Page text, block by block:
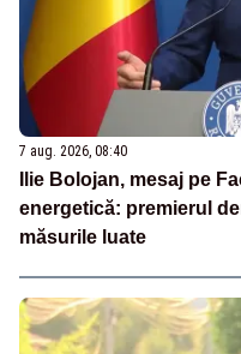
7 aug. 2026, 08:40
Ilie Bolojan, mesaj pe
energetică: premierul
măsurile luate